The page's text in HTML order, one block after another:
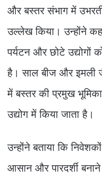
और बस्तर संभाग में
उल्लेख किया। उन्होंने
पर्यटन और छोटे उद्योगों
है। साल बीज और इमली
में बस्तर की प्रमुख
उद्योग में किया जाता है।
उन्होंने बताया कि
आसान और पारदर्शी